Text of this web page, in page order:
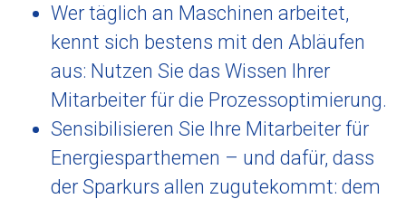
Wer täglich an Maschinen arbeitet,
kennt sich bestens mit den Abläufen
aus: Nutzen Sie das Wissen Ihrer
Mitarbeiter für die Prozessoptimierung.
Sensibilisieren Sie Ihre Mitarbeiter für
Energiesparthemen – und dafür, dass
der Sparkurs allen zugutekommt: dem